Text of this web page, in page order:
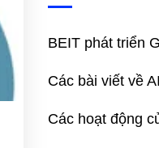
BEIT phát triển
Các bài viết về
Các hoạt động